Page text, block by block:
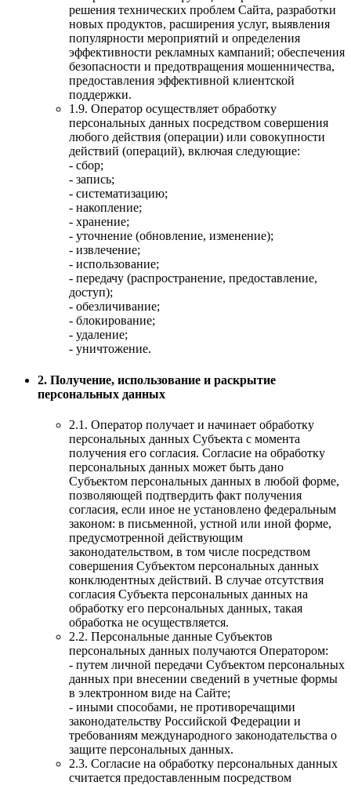
решения технических проблем Сайта, разработки
новых продуктов, расширения услуг, выявления
популярности мероприятий и определения
эффективности рекламных кампаний; обеспечения
безопасности и предотвращения мошенничества,
предоставления эффективной клиентской
поддержки.
1.9. Оператор осуществляет обработку
персональных данных посредством совершения
любого действия (операции) или совокупности
действий (операций), включая следующие:
- сбор;
- запись;
- систематизацию;
- накопление;
- хранение;
- уточнение (обновление, изменение);
- извлечение;
- использование;
- передачу (распространение, предоставление,
доступ);
- обезличивание;
- блокирование;
- удаление;
- уничтожение.
2. Получение, использование и раскрытие
персональных данных
2.1. Оператор получает и начинает обработку
персональных данных Субъекта с момента
получения его согласия. Согласие на обработку
персональных данных может быть дано
Субъектом персональных данных в любой форме,
позволяющей подтвердить факт получения
согласия, если иное не установлено федеральным
законом: в письменной, устной или иной форме,
предусмотренной действующим
законодательством, в том числе посредством
совершения Субъектом персональных данных
конклюдентных действий. В случае отсутствия
согласия Субъекта персональных данных на
обработку его персональных данных, такая
обработка не осуществляется.
2.2. Персональные данные Субъектов
персональных данных получаются Оператором:
- путем личной передачи Субъектом персональных
данных при внесении сведений в учетные формы
в электронном виде на Сайте;
- иными способами, не противоречащими
законодательству Российской Федерации и
требованиям международного законодательства о
защите персональных данных.
2.3. Согласие на обработку персональных данных
считается предоставленным посредством